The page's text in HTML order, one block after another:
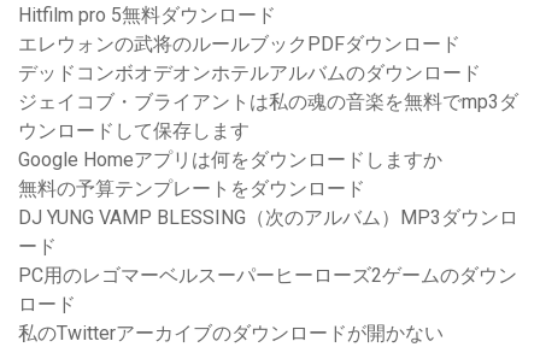
Hitfilm pro 5無料ダウンロード
エレウォンの武将のルールブックPDFダウンロード
デッドコンボオデオンホテルアルバムのダウンロード
ジェイコブ・ブライアントは私の魂の音楽を無料でmp3ダ
ウンロードして保存します
Google Homeアプリは何をダウンロードしますか
無料の予算テンプレートをダウンロード
DJ YUNG VAMP BLESSING（次のアルバム）MP3ダウンロ
ード
PC用のレゴマーベルスーパーヒーローズ2ゲームのダウン
ロード
私のTwitterアーカイブのダウンロードが開かない